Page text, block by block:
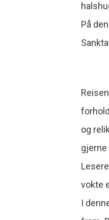
På
og
gjerne
vokte
I